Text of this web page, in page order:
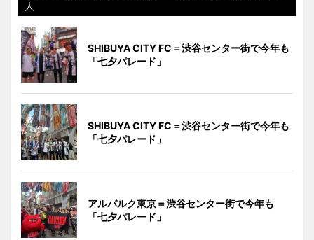
人
SHIBUYA CITY FC＝渋谷センター街で今年も
「七夕パレード」
SHIBUYA CITY FC＝渋谷センター街で今年も
「七夕パレード」
アルバルク東京＝渋谷センター街で今年も
「七夕パレード」